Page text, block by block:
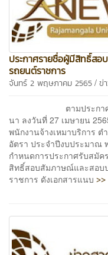
ประกาศรายชื่อผู้มีสิทธิ์ส
รถยนต์ราชการ
จันทร์ 2 พฤษภาคม 2565 / ข่
ตามประกาศมหาวิ
นา ลงวันที่ 27 เมษายน
พนักงานจ้างเหมาบริการ
อัตรา ประจำปีงบป
กำหนดการประกาศรับสมัค
สิทธิ์สอบสัมภาษณ์และสอบ
ราชการ ดังเอกสารแนบ